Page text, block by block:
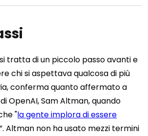
tratta di un piccolo passo avanti e
chi si aspettava qualcosa di più
conferma quanto affermato a
OpenAI, Sam Altman, quando
"la gente implora di essere
”. Altman non ha usato mezzi termini